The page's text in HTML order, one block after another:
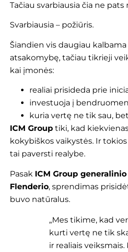
Tačiau svarbiausia čia ne pats
Svarbiausia – požiūris.
Šiandien vis daugiau
atsakomybę, tačiau tikrieji
kai įmonės:
realiai prisideda prie
investuoja į
kuria vertę ne tik sau,
ICM Group tiki, kad
kokybiškos vaikystės. Ir
tai paversti realybe.
Pasak ICM Group
Flenderio, sprendimas
buvo natūralus.
„Mes tikime, kad
kurti vertę ne tik
ir realiais veiksmais.